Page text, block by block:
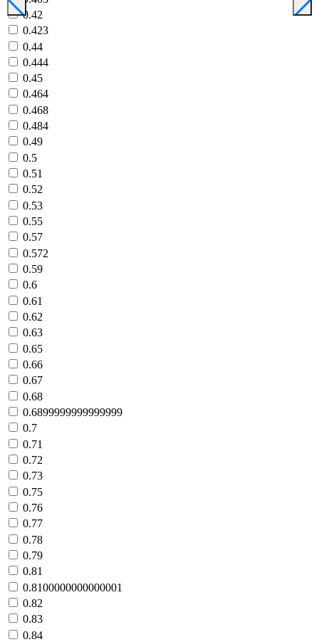
0.42
0.423
0.44
0.444
0.45
0.464
0.468
0.484
0.49
0.5
0.51
0.52
0.53
0.55
0.57
0.572
0.59
0.6
0.61
0.62
0.63
0.65
0.66
0.67
0.68
0.6899999999999999
0.7
0.71
0.72
0.73
0.75
0.76
0.77
0.78
0.79
0.81
0.8100000000000001
0.82
0.83
0.84